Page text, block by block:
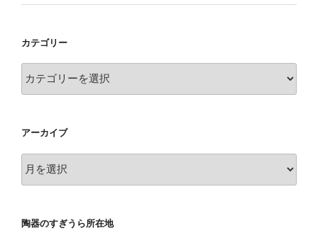
カテゴリー
テ
ー
アーカイブ
ー
ブ
陶器のすぎうら所在地